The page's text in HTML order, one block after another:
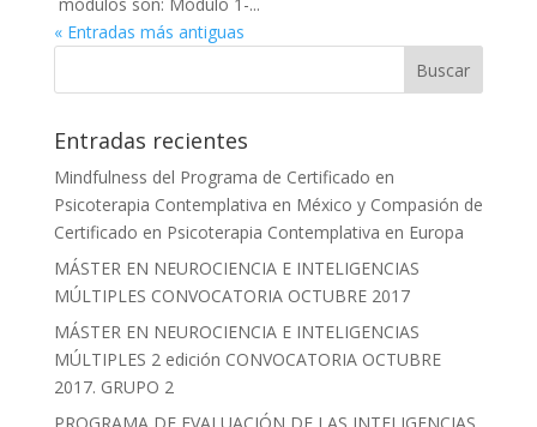
« Entradas más antiguas
Entradas recientes
Mindfulness del Programa de Certificado en
Psicoterapia Contemplativa en México y Compasión de
Certificado en Psicoterapia Contemplativa en Europa
MÁSTER EN NEUROCIENCIA E INTELIGENCIAS
MÚLTIPLES CONVOCATORIA OCTUBRE 2017
MÁSTER EN NEUROCIENCIA E INTELIGENCIAS
MÚLTIPLES 2 edición CONVOCATORIA OCTUBRE
2017. GRUPO 2